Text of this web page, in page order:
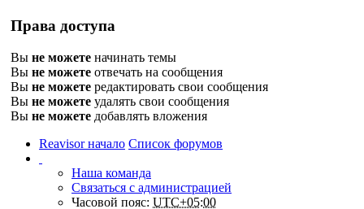
Права доступа
Вы не можете начинать темы
Вы не можете отвечать на сообщения
Вы не можете редактировать свои сообщения
Вы не можете удалять свои сообщения
Вы не можете добавлять вложения
Reavisor начало Список форумов
Наша команда
Связаться с администрацией
Часовой пояс: UTC+05:00